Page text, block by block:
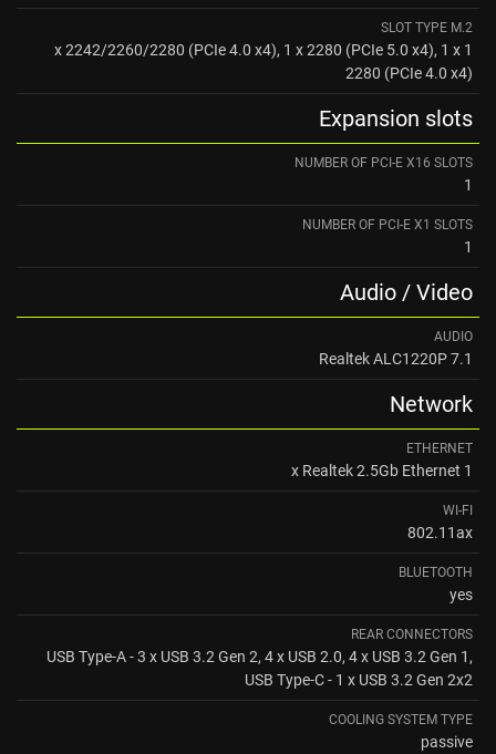
SLOT TYPE M.2
1 x 2242/2260/2280 (PCIe 4.0 x4), 1 x 2280 (PCIe 5.0 x4), 1 x
2280 (PCIe 4.0 x4)
Expansion slots
NUMBER OF PCI-E X16 SLOTS
1
NUMBER OF PCI-E X1 SLOTS
1
Audio / Video
AUDIO
7.1 Realtek ALC1220P
Network
ETHERNET
1 x Realtek 2.5Gb Ethernet
WI-FI
802.11ax
BLUETOOTH
yes
REAR CONNECTORS
USB Type-A - 3 x USB 3.2 Gen 2, 4 x USB 2.0, 4 x USB 3.2 Gen 1,
USB Type-C - 1 x USB 3.2 Gen 2x2
COOLING SYSTEM TYPE
passive